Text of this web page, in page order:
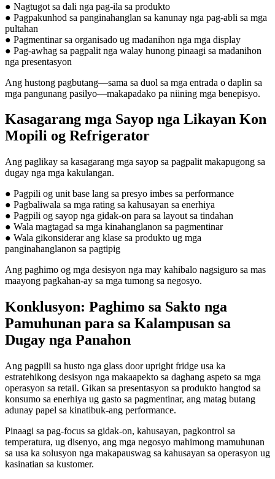
● Nagtugot sa dali nga pag-ila sa produkto
● Pagpakunhod sa panginahanglan sa kanunay nga pag-abli sa mga
pultahan
● Pagmentinar sa organisado ug madanihon nga mga display
● Pag-awhag sa pagpalit nga walay hunong pinaagi sa madanihon
nga presentasyon
Ang hustong pagbutang—sama sa duol sa mga entrada o daplin sa
mga pangunang pasilyo—makapadako pa niining mga benepisyo.
Kasagarang mga Sayop nga Likayan Kon
Mopili og Refrigerator
Ang paglikay sa kasagarang mga sayop sa pagpalit makapugong sa
dugay nga mga kakulangan.
● Pagpili og unit base lang sa presyo imbes sa performance
● Pagbaliwala sa mga rating sa kahusayan sa enerhiya
● Pagpili og sayop nga gidak-on para sa layout sa tindahan
● Wala magtagad sa mga kinahanglanon sa pagmentinar
● Wala gikonsiderar ang klase sa produkto ug mga
panginahanglanon sa pagtipig
Ang paghimo og mga desisyon nga may kahibalo nagsiguro sa mas
maayong pagkahan-ay sa mga tumong sa negosyo.
Konklusyon: Paghimo sa Sakto nga
Pamuhunan para sa Kalampusan sa
Dugay nga Panahon
Ang pagpili sa husto nga glass door upright fridge usa ka
estratehikong desisyon nga makaapekto sa daghang aspeto sa mga
operasyon sa retail. Gikan sa presentasyon sa produkto hangtod sa
konsumo sa enerhiya ug gasto sa pagmentinar, ang matag butang
adunay papel sa kinatibuk-ang performance.
Pinaagi sa pag-focus sa gidak-on, kahusayan, pagkontrol sa
temperatura, ug disenyo, ang mga negosyo mahimong mamuhunan
sa usa ka solusyon nga makapauswag sa kahusayan sa operasyon ug
kasinatian sa kustomer.